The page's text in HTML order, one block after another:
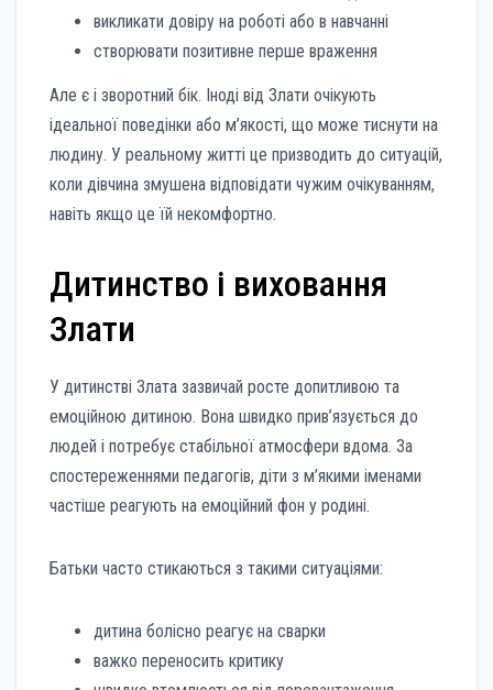
викликати довіру на роботі або в навчанні
створювати позитивне перше враження
Але є і зворотний бік. Іноді від Злати очікують
ідеальної поведінки або м’якості, що може тиснути на
людину. У реальному житті це призводить до ситуацій,
коли дівчина змушена відповідати чужим очікуванням,
навіть якщо це їй некомфортно.
Дитинство і виховання
Злати
У дитинстві Злата зазвичай росте допитливою та
емоційною дитиною. Вона швидко прив’язується до
людей і потребує стабільної атмосфери вдома. За
спостереженнями педагогів, діти з м’якими іменами
частіше реагують на емоційний фон у родині.
Батьки часто стикаються з такими ситуаціями:
дитина болісно реагує на сварки
важко переносить критику